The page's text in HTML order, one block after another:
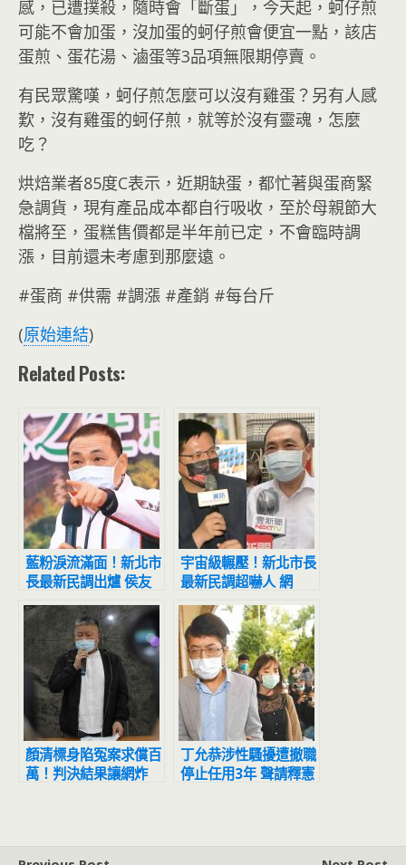
感，已遭撲殺，隨時會「斷蛋」，今天起，蚵仔煎
可能不會加蛋，沒加蛋的蚵仔煎會便宜一點，該店
蛋煎、蛋花湯、滷蛋等3品項無限期停賣。
有民眾驚嘆，蚵仔煎怎麼可以沒有雞蛋？另有人感
歎，沒有雞蛋的蚵仔煎，就等於沒有靈魂，怎麼
吃？
烘焙業者85度C表示，近期缺蛋，都忙著與蛋商緊
急調貨，現有產品成本都自行吸收，至於母親節大
檔將至，蛋糕售價都是半年前已定，不會臨時調
漲，目前還未考慮到那麼遠。
#蛋商 #供需 #調漲 #產銷 #每台斤
(原始連結)
Related Posts:
藍粉淚流滿面！新北市
長最新民調出爐 侯友
宜超震撼
宇宙級輾壓！新北市長
最新民調超嚇人 網
驚：滅亡計畫開始
顏清標身陷冤案求償百
萬！判決結果讓網炸
丁允恭涉性騷擾遭撤職
停止任用3年 聲請釋憲